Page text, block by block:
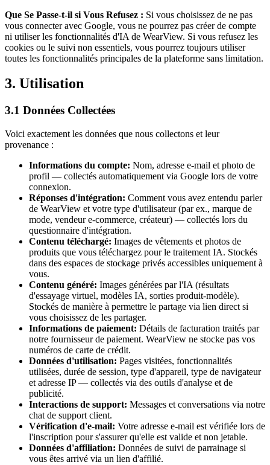
Que Se Passe-t-il si Vous Refusez : Si vous choisissez de ne pas
vous connecter avec Google, vous ne pourrez pas créer de compte
ni utiliser les fonctionnalités d'IA de WearView. Si vous refusez les
cookies ou le suivi non essentiels, vous pourrez toujours utiliser
toutes les fonctionnalités principales de la plateforme sans limitation.
3. Utilisation
3.1 Données Collectées
Voici exactement les données que nous collectons et leur
provenance :
Informations du compte: Nom, adresse e-mail et photo de
profil — collectés automatiquement via Google lors de votre
connexion.
Réponses d'intégration: Comment vous avez entendu parler
de WearView et votre type d'utilisateur (par ex., marque de
mode, vendeur e-commerce, créateur) — collectés lors du
questionnaire d'intégration.
Contenu téléchargé: Images de vêtements et photos de
produits que vous téléchargez pour le traitement IA. Stockés
dans des espaces de stockage privés accessibles uniquement à
vous.
Contenu généré: Images générées par l'IA (résultats
d'essayage virtuel, modèles IA, sorties produit-modèle).
Stockés de manière à permettre le partage via lien direct si
vous choisissez de les partager.
Informations de paiement: Détails de facturation traités par
notre fournisseur de paiement. WearView ne stocke pas vos
numéros de carte de crédit.
Données d'utilisation: Pages visitées, fonctionnalités
utilisées, durée de session, type d'appareil, type de navigateur
et adresse IP — collectés via des outils d'analyse et de
publicité.
Interactions de support: Messages et conversations via notre
chat de support client.
Vérification d'e-mail: Votre adresse e-mail est vérifiée lors de
l'inscription pour s'assurer qu'elle est valide et non jetable.
Données d'affiliation: Données de suivi de parrainage si
vous êtes arrivé via un lien d'affilié.